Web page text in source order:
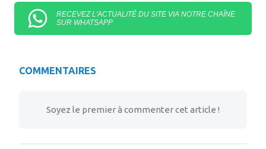
RECEVEZ L'ACTUALITÉ DU SITE VIA NOTRE CHAÎNE
SUR WHATSAPP
COMMENTAIRES
Soyez le premier à commenter cet article !